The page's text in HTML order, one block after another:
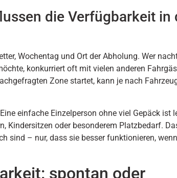
die Verfügbarkeit in
Wochentag und Ort der Abholung. Wer
konkurriert oft mit vielen anderen
Zone startet, kann je nach
einfache Einzelperson ohne viel Gepäck ist
Kindersitzen oder besonderem Platzbedarf.
sind – nur, dass sie besser funktionieren,
spontan oder